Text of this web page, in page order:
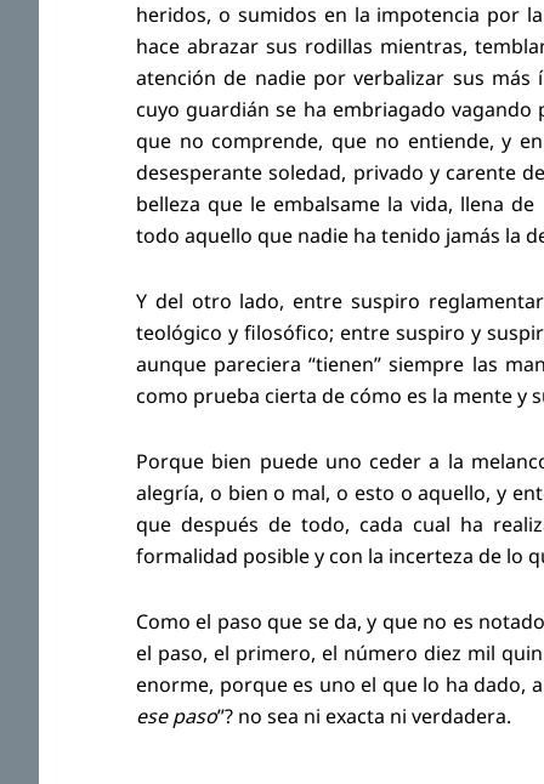
heridos, o sumidos en la impotencia por
hace abrazar sus rodillas mientras,
atención de nadie por verbalizar sus más
cuyo guardián se ha embriagado
que no comprende, que no entiende, y
desesperante soledad, privado y carente
belleza que le embalsame la vida, llena
todo aquello que nadie ha tenido jamás la
Y del otro lado, entre suspiro
teológico y filosófico; entre suspiro y
aunque pareciera “tienen” siempre las
como prueba cierta de cómo es la mente y
Porque bien puede uno ceder a la
alegría, o bien o mal, o esto o aquello, y
que después de todo, cada cual ha
formalidad posible y con la incerteza de lo
Como el paso que se da, y que no es
el paso, el primero, el número diez mil
enorme, porque es uno el que lo ha dado,
ese paso”? no sea ni exacta ni verdadera.